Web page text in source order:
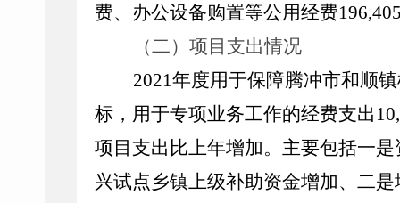
费、办公设备购置等公用经费196,
（二）项目支出情况
2021年度用于保障腾冲市和顺
标，用于专项业务工作的经费支出
项目支出比上年增加。主要包括一
兴试点乡镇上级补助资金增加、二